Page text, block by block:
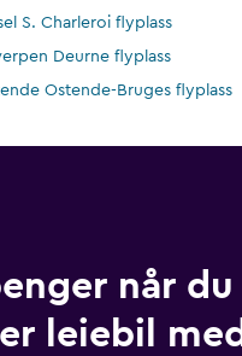
S. Charleroi flyplass
Deurne flyplass
Ostende-Bruges flyplass
når du
leiebil med